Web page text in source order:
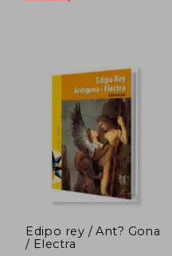
40%
S/ 43,28
Edipo rey / Ant? Gona
/ Electra